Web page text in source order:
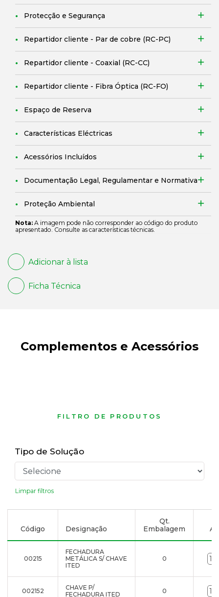
Protecção e Segurança
Repartidor cliente - Par de cobre (RC-PC)
Repartidor cliente - Coaxial (RC-CC)
Repartidor cliente - Fibra Óptica (RC-FO)
Espaço de Reserva
Características Eléctricas
Acessórios Incluídos
Documentação Legal, Regulamentar e Normativa
Proteção Ambiental
Nota: A imagem pode não corresponder ao código do produto
apresentado. Consulte as características técnicas.
Adicionar à lista
Ficha Técnica
Complementos e Acessórios
FILTRO DE PRODUTOS
Tipo de Solução
Limpar filtros
Código Designação
Qt.
Embalagem
00215
FECHADURA
METÁLICA S/ CHAVE
ITED
0
002152
CHAVE P/
FECHADURA ITED
0